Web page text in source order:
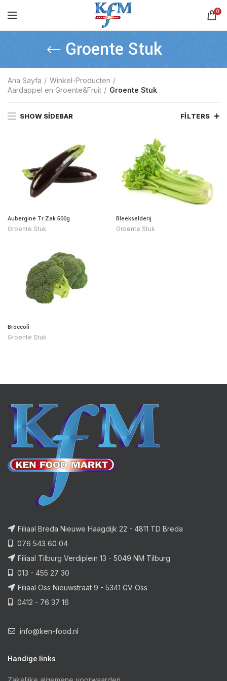
0
Groente Stuk
Ana Sayfa
Winkel-Producten
Aardappel en Groente&Fruit
Groente Stuk
SHOW SIDEBAR FILTERS
Aubergine Tr Zak 500g
Groente Stuk
Bleekselderij
Groente Stuk
Broccoli
Groente Stuk
Filiaal Breda Nieuwe Haagdijk 22 - 4811 TD Breda
076 543 60 04
Filiaal Tilburg Verdiplein 13 - 5049 NM Tilburg
013 - 455 27 30
Filiaal Oss Nieuwstraat 9 - 5341 GV Oss
0412 - 76 37 16
info@ken-food.nl
Handige links